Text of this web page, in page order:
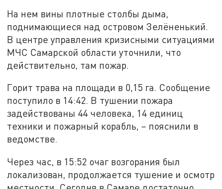
На нем вины плотные столбы дыма,
поднимающиеся над островом Зелёненький.
В центре управления кризисными ситуациями
МЧС Самарской области уточнили, что
действительно, там пожар.
Горит трава на площади в 0,15 га. Сообщение
поступило в 14:42. В тушении пожара
задействованы 44 человека, 14 единиц
техники и пожарный корабль, – пояснили в
ведомстве.
Через час, в 15:52 очаг возгорания был
локализован, продолжается тушение и осмотр